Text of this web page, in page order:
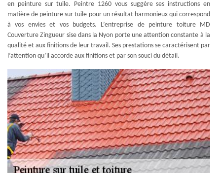
en peinture sur tuile. Peintre 1260 vous suggère ses instructions en
matière de peinture sur tuile pour un résultat harmonieux qui correspond
à vos envies et vos budgets. L’entreprise de peinture toiture MD
Couverture Zingueur sise dans la Nyon porte une attention constante à la
qualité et aux finitions de leur travail. Ses prestations se caractérisent par
l’attention qu’il accorde aux finitions et par son souci du détail.